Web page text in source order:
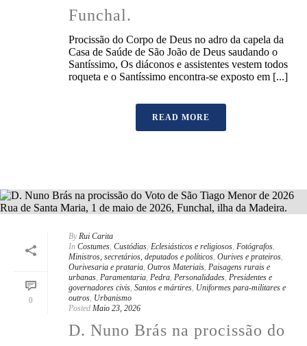
Funchal.
Procissão do Corpo de Deus no adro da capela da
Casa de Saúde de São João de Deus saudando o
Santíssimo, Os diáconos e assistentes vestem todos
roqueta e o Santíssimo encontra-se exposto em [...]
READ MORE
0
By Rui Carita
In Costumes, Custódias, Eclesiásticos e religiosos, Fotógrafos,
Ministros, secretários, deputados e políticos, Ourives e prateiros,
Ourivesaria e prataria, Outros Materiais, Paisagens rurais e
urbanas, Paramentaria, Pedra, Personalidades, Presidentes e
governadores civis, Santos e mártires, Uniformes para-militares e
outros, Urbanismo
Posted Maio 23, 2026
D. Nuno Brás na procissão do